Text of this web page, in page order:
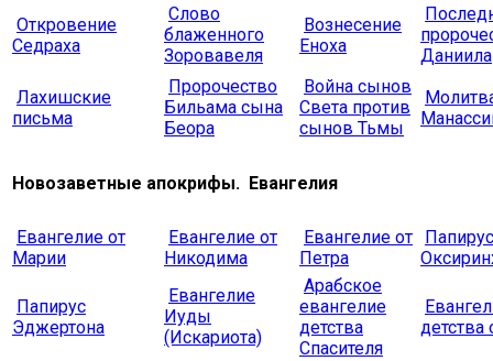
Откровение
Седраха
Слово
блаженного
Зоровавеля
Вознесение
Еноха
Даниила
Лахишские
письма
Пророчество
Бильама сына
Беора
Война сынов
Света против
сынов Тьмы
Новозаветные апокрифы. Евангелия
Евангелие от
Марии
Евангелие от
Никодима
Евангелие от
Петра
Папирус
Эджертона
Евангелие
Иуды
(Искариота)
Арабское
евангелие
детства
Спасителя